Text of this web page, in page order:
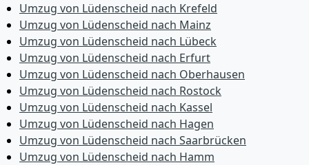
Umzug von Lüdenscheid nach Krefeld
Umzug von Lüdenscheid nach Mainz
Umzug von Lüdenscheid nach Lübeck
Umzug von Lüdenscheid nach Erfurt
Umzug von Lüdenscheid nach Oberhausen
Umzug von Lüdenscheid nach Rostock
Umzug von Lüdenscheid nach Kassel
Umzug von Lüdenscheid nach Hagen
Umzug von Lüdenscheid nach Saarbrücken
Umzug von Lüdenscheid nach Hamm